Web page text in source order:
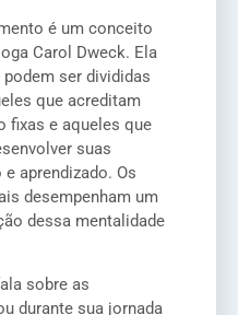
é um conceito
Carol Dweck. Ela
ser divididas
que acreditam
fixas e aqueles que
suas
aprendizado. Os
desempenham um
dessa mentalidade
sobre as
durante sua jornada